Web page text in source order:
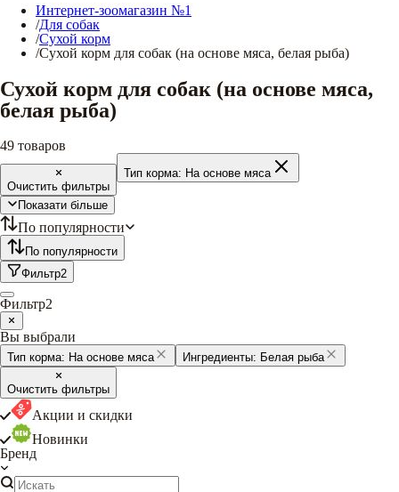
Интернет-зоомагазин №1
/Для собак
/Сухой корм
/Сухой корм для собак (на основе мяса, белая рыба)
Сухой корм для собак (на основе мяса,
белая рыба)
49 товаров
Очистить фильтры
Тип корма: На основе мяса
Показати більше
По популярности
По популярности
Фильтр2
Фильтр2
Вы выбрали
Тип корма: На основе мяса Ингредиенты: Белая рыба
Очистить фильтры
Акции и скидки
Новинки
Бренд